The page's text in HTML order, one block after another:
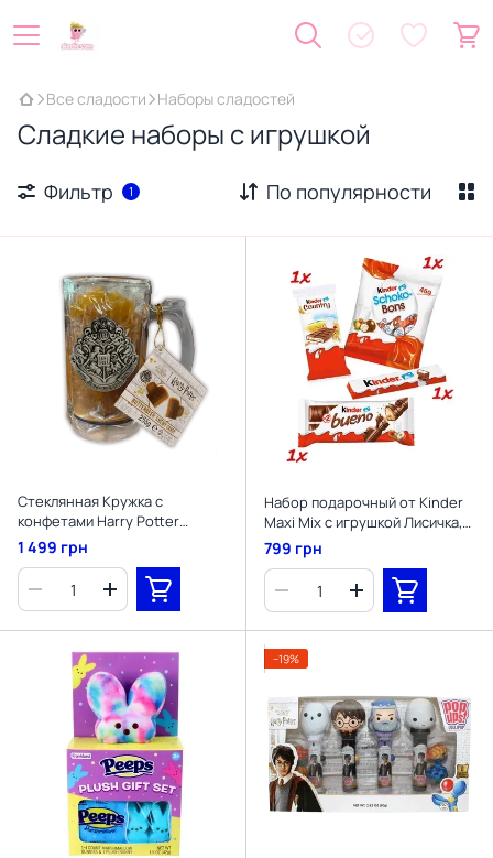
Все сладости Наборы сладостей
Сладкие наборы с игрушкой
Фильтр 1 По популярности
Стеклянная Кружка с
конфетами Harry Potter
Butterbeer Glass Mug
1 499 грн
Набор подарочный от Kinder
Maxi Mix с игрушкой Лисичка,
133г
799 грн
−19%